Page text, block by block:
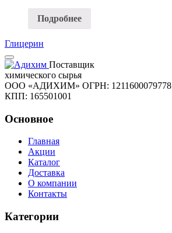
Подробнее
Глицерин
Поставщик
химического сырья
ООО «АДИХИМ» ОГРН: 1211600079778
КПП: 165501001
Основное
Главная
Акции
Каталог
Доставка
О компании
Контакты
Категории